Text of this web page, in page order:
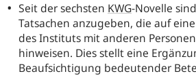
Seit der sechsten KWG-Novelle
Tatsachen anzugeben, die auf
des Instituts mit anderen
hinweisen. Dies stellt eine
Beaufsichtigung bedeutender